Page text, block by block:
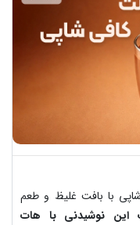
با بافت غلیظ و طعم
این نوشیدنی با هات